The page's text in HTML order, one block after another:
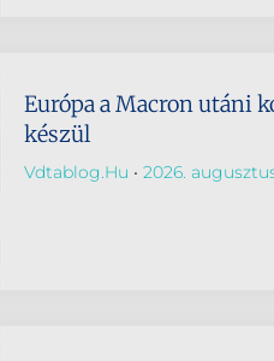
Európa a Macron utáni
készül
Vdtablog.hu 2026.